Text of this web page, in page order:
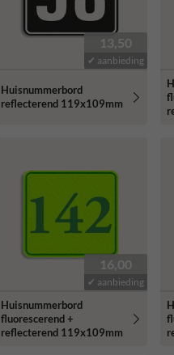
13,50
✔ aanbieding
Huisnummerbord
reflecterend 119x109mm
16,00
✔ aanbieding
Huisnummerbord
fluorescerend +
reflecterend 119x109mm